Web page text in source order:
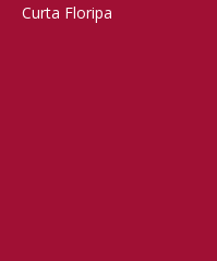
Curta Floripa